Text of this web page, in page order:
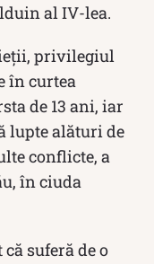
al IV-lea.
privilegiul
în curtea
de 13 ani, iar
lupte alături de
conflicte, a
în ciuda
suferă de o